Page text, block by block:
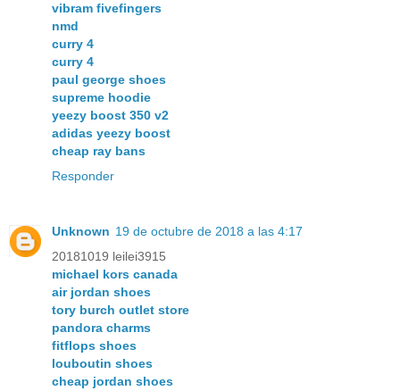
vibram fivefingers
nmd
curry 4
curry 4
paul george shoes
supreme hoodie
yeezy boost 350 v2
adidas yeezy boost
cheap ray bans
Responder
Unknown 19 de octubre de 2018 a las 4:17
20181019 leilei3915
michael kors canada
air jordan shoes
tory burch outlet store
pandora charms
fitflops shoes
louboutin shoes
cheap jordan shoes